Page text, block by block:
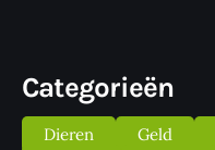
Categorieën
Dieren Geld